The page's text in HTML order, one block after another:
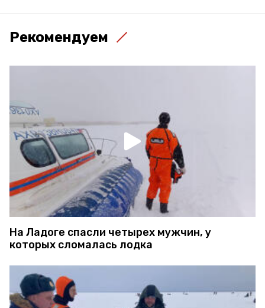
Рекомендуем
На Ладоге спасли четырех мужчин, у
которых сломалась лодка